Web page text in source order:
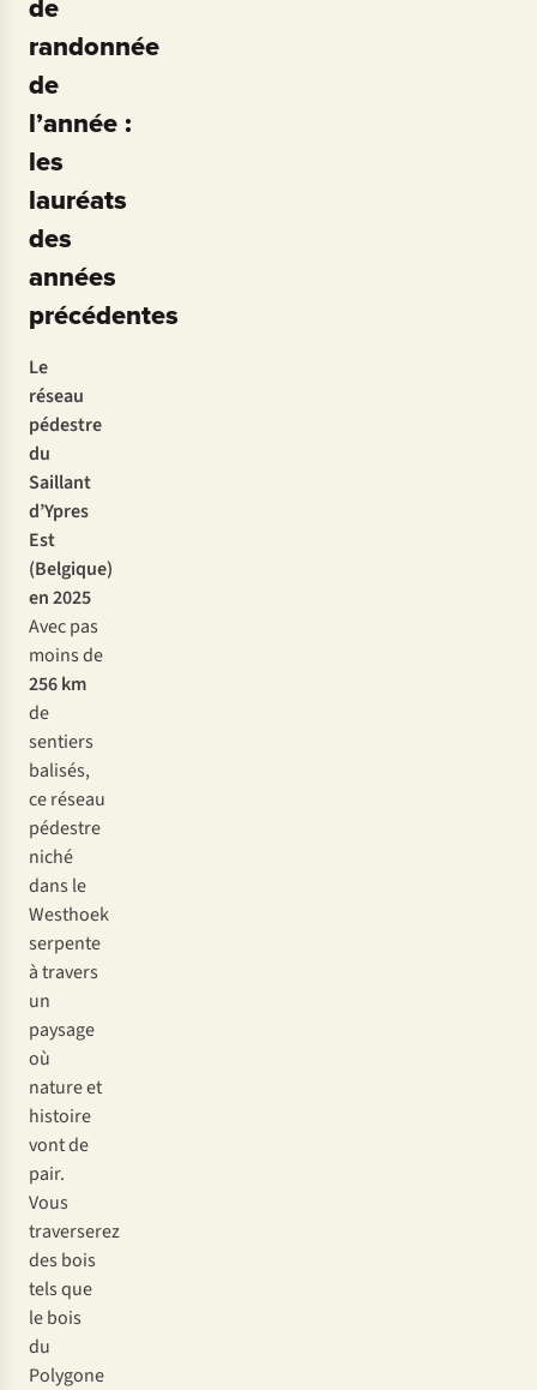
randonnée
de
l’année :
les
lauréats
des
années
précédentes
Le
réseau
pédestre
du
Saillant
d’Ypres
Est
(Belgique)
en 2025
Avec pas
moins de
256 km
de
sentiers
balisés,
ce réseau
pédestre
niché
dans le
Westhoek
serpente
à travers
un
paysage
où
nature et
histoire
vont de
pair.
Vous
traverserez
des bois
tels que
le bois
du
Polygone